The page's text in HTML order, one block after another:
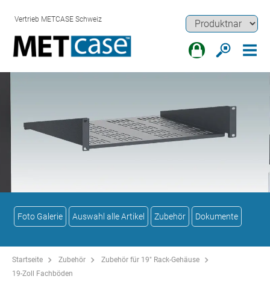
Vertrieb METCASE Schweiz
Foto Galerie Auswahl alle Artikel Zubehör Dokumente
Startseite Zubehör
Zubehör für 19" Rack-Gehäuse
19-Zoll Fachböden